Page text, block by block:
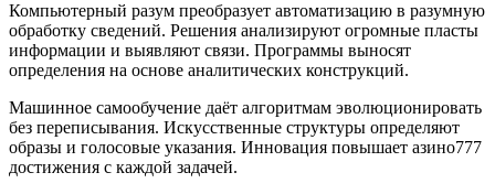
Компьютерный разум преобразует автоматизацию в разумную
обработку сведений. Решения анализируют огромные пласты
информации и выявляют связи. Программы выносят
определения на основе аналитических конструкций.
Машинное самообучение даёт алгоритмам эволюционировать
без переписывания. Искусственные структуры определяют
образы и голосовые указания. Инновация повышает азино777
достижения с каждой задачей.